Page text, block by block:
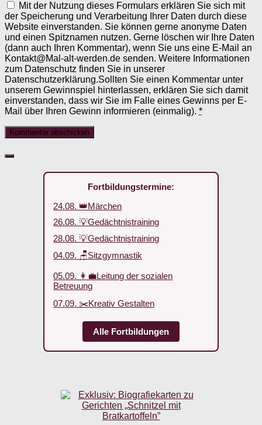
Mit der Nutzung dieses Formulars erklären Sie sich mit
der Speicherung und Verarbeitung Ihrer Daten durch diese
Website einverstanden. Sie können gerne anonyme Daten
und einen Spitznamen nutzen. Gerne löschen wir Ihre Daten
(dann auch Ihren Kommentar), wenn Sie uns eine E-Mail an
Kontakt@Mal-alt-werden.de senden. Weitere Informationen
zum Datenschutz finden Sie in unserer
Datenschutzerklärung.Sollten Sie einen Kommentar unter
unserem Gewinnspiel hinterlassen, erklären Sie sich damit
einverstanden, dass wir Sie im Falle eines Gewinns per E-
Mail über Ihren Gewinn informieren (einmalig). *
Fortbildungstermine:
24.08. 👑Märchen
26.08. 💡Gedächtnistraining
28.08. 💡Gedächtnistraining
04.09. 🪑Sitzgymnastik
05.09. 👩‍💼Leitung der sozialen
Betreuung
07.09. ✂️Kreativ Gestalten
Alle Fortbildungen